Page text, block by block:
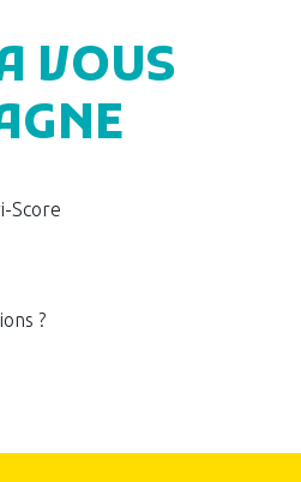
VOUS
Score
?